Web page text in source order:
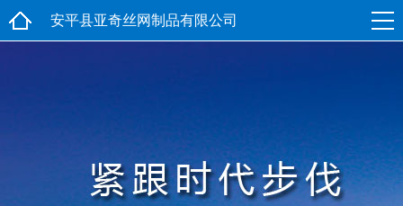
安平县亚奇丝网制品有限公司